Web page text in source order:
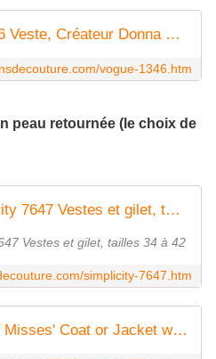
Vogue 1346 Vogue 1346 Veste, Créateur Donna Karan, tailles 32 à 42 et 44 à 54
vogue-1346.htm
peau retournée (le choix de
Simplicity 7647 Simplicity 7647 Vestes et gilet, tailles 34 à 42
Vestes et gilet, tailles 34 à 42
simplicity-7647.htm
Simplicity Pattern 8467 Misses' Coat or Jacket with Neckline Variations